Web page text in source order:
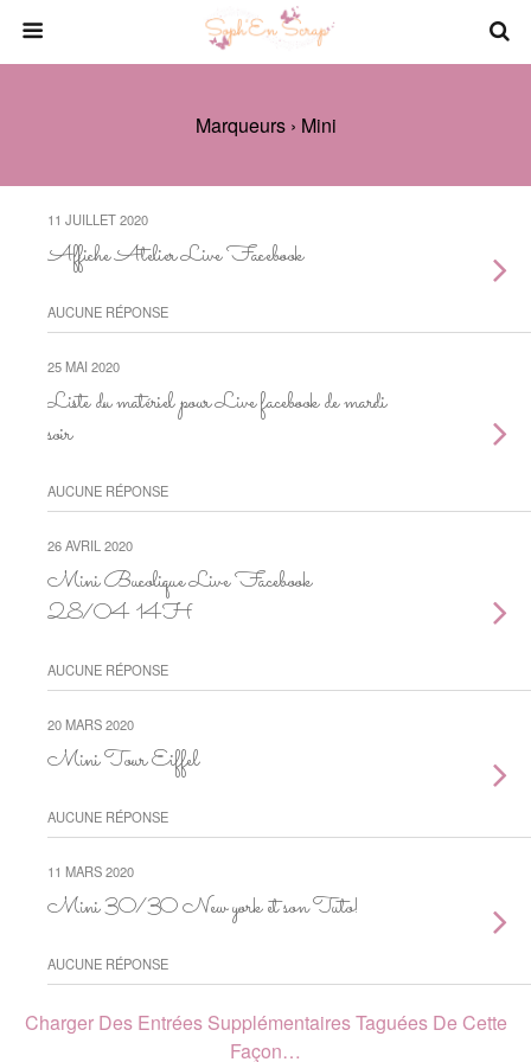
Marqueurs › Mini
11 JUILLET 2020
Affiche Atelier Live Facebook
AUCUNE RÉPONSE
25 MAI 2020
Liste du matériel pour Live facebook de mardi
soir
AUCUNE RÉPONSE
26 AVRIL 2020
Mini Bucolique Live Facebook
28/04 14H
AUCUNE RÉPONSE
20 MARS 2020
Mini Tour Eiffel
AUCUNE RÉPONSE
11 MARS 2020
Mini 30/30 New york et son Tuto!
AUCUNE RÉPONSE
Charger Des Entrées Supplémentaires Taguées De Cette
Façon…